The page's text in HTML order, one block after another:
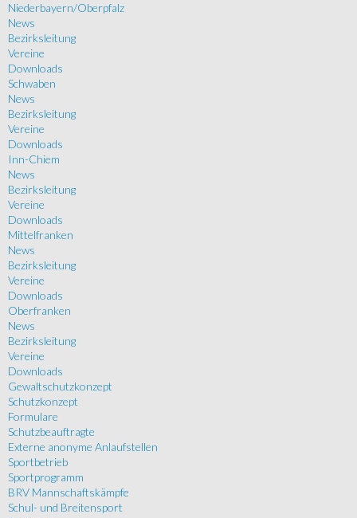
Niederbayern/Oberpfalz
News
Bezirksleitung
Vereine
Downloads
Schwaben
News
Bezirksleitung
Vereine
Downloads
Inn-Chiem
News
Bezirksleitung
Vereine
Downloads
Mittelfranken
News
Bezirksleitung
Vereine
Downloads
Oberfranken
News
Bezirksleitung
Vereine
Downloads
Gewaltschutzkonzept
Schutzkonzept
Formulare
Schutzbeauftragte
Externe anonyme Anlaufstellen
Sportbetrieb
Sportprogramm
BRV Mannschaftskämpfe
Schul- und Breitensport